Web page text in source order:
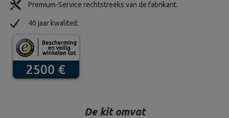
Premium-Service rechtstreeks van de fabrikant.
40 jaar kwaliteit
De kit omvat